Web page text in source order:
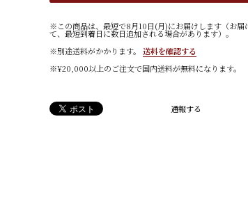
※この商品は、最短で8月10日(月)にお届けします（お届
て、最短到着日に数日追加される場合があります）。
※別途送料がかかります。
送料を確認する
※¥20,000以上のご注文で国内送料が無料になります。
通報する